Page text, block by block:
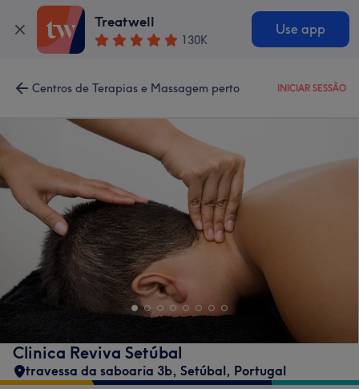
Treatwell
130K
Use app
Centros de Terapias e Massagem perto INICIAR SESSÃO
Clinica Reviva Setúbal
travessa da saboaria 3b, Setúbal, Portugal